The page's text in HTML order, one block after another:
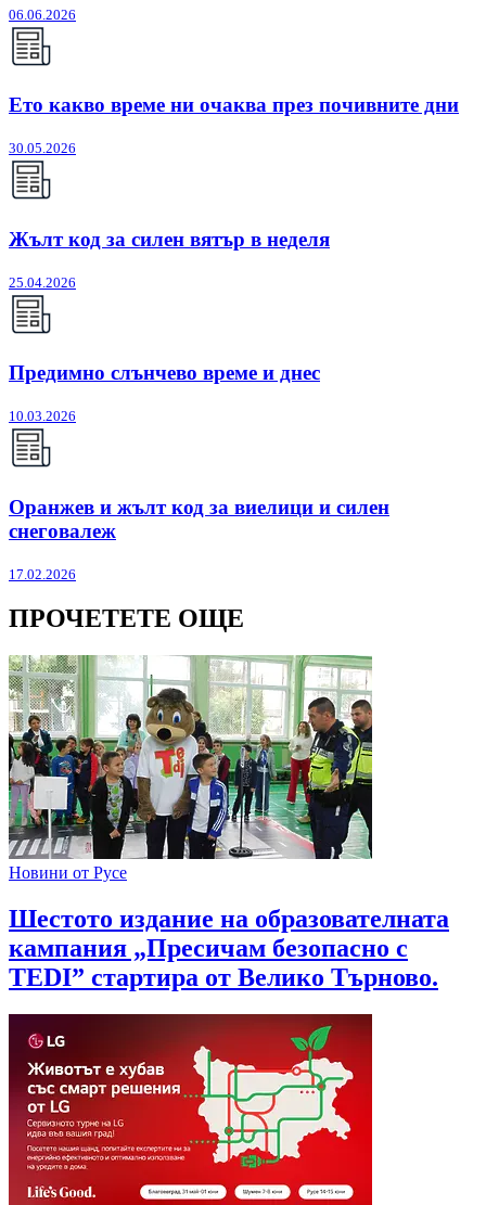
06.06.2026
Ето какво време ни очаква през почивните дни
30.05.2026
Жълт код за силен вятър в неделя
25.04.2026
Предимно слънчево време и днес
10.03.2026
Оранжев и жълт код за виелици и силен
снеговалеж
17.02.2026
ПРОЧЕТЕТЕ ОЩЕ
Новини от Русе
Шестото издание на образователната
кампания „Пресичам безопасно с
TEDI” стартира от Велико Търново.